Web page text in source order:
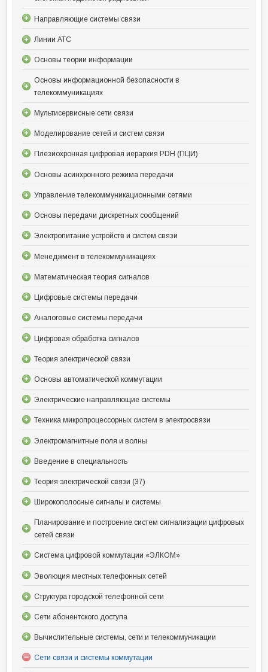
Направляющие системы связи
Линии АТС
Основы теории информации
Основы информационной безопасности в
телекоммуникациях
Мультисервисные сети связи
Моделирование сетей и систем связи
Плезиохронная цифровая иерархия PDH (ПЦИ)
Основы асинхронного режима передачи
Управление телекоммуникационными сетями
Основы передачи дискретных сообщений
Электропитание устройств и систем связи
Менеджмент в телекоммуникациях
Математическая теория сигналов
Цифровые системы передачи
Аналоговые системы передачи
Цифровая обработка сигналов
Теория электрической связи
Основы автоматической коммутации
Электрические направляющие системы
Техника микропроцессорных систем в электросвязи
Электромагнитные поля и волны
Введение в специальность
Теория электрической связи (37)
Широкополосные сигналы и системы
Планирование и построение систем сигнализации цифровых
сетей связи
Система цифровой коммутации «ЭЛКОМ»
Эволюция местных телефонных сетей
Структура городской телефонной сети
Сети абонентского доступа
Вычислительные системы, сети и телекоммуникации
Сети связи и системы коммутации